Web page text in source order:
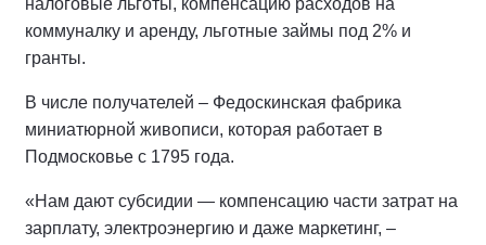
налоговые льготы, компенсацию расходов на
коммуналку и аренду, льготные займы под 2% и
гранты.
В числе получателей – Федоскинская фабрика
миниатюрной живописи, которая работает в
Подмосковье с 1795 года.
«Нам дают субсидии — компенсацию части затрат на
зарплату, электроэнергию и даже маркетинг, –